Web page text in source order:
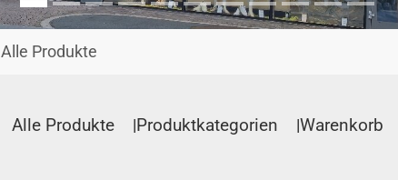
Alle Produkte
Alle Produkte Produktkategorien Warenkorb